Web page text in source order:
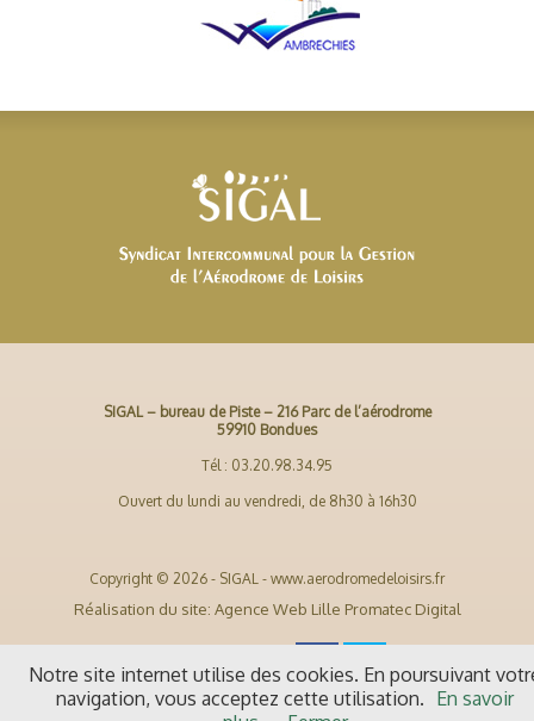
SIGAL – bureau de Piste – 216 Parc de l’aérodrome
59910 Bondues
Tél : 03.20.98.34.95
Ouvert du lundi au vendredi, de 8h30 à 16h30
Copyright © 2026 - SIGAL - www.aerodromedeloisirs.fr
Réalisation du site: Agence Web Lille Promatec Digital
Notre site internet utilise des cookies. En poursuivant
navigation, vous acceptez cette utilisation. En savoir